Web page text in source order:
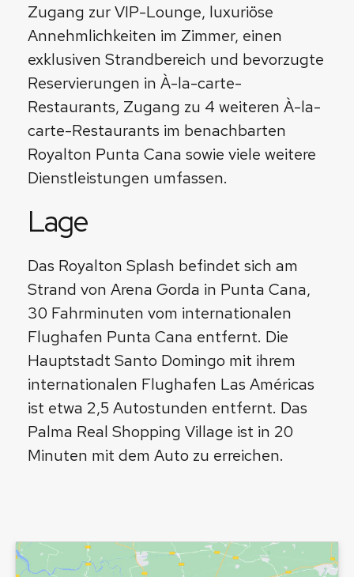
Zugang zur VIP-Lounge, luxuriöse
Annehmlichkeiten im Zimmer, einen
exklusiven Strandbereich und bevorzugte
Reservierungen in À-la-carte-
Restaurants, Zugang zu 4 weiteren À-la-
carte-Restaurants im benachbarten
Royalton Punta Cana sowie viele weitere
Dienstleistungen umfassen.
Lage
Das Royalton Splash befindet sich am
Strand von Arena Gorda in Punta Cana,
30 Fahrminuten vom internationalen
Flughafen Punta Cana entfernt. Die
Hauptstadt Santo Domingo mit ihrem
internationalen Flughafen Las Américas
ist etwa 2,5 Autostunden entfernt. Das
Palma Real Shopping Village ist in 20
Minuten mit dem Auto zu erreichen.